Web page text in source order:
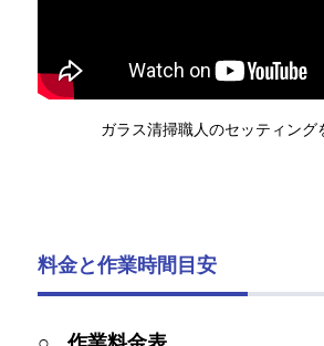
ガラス清掃職人のセッティング
料金と作業時間目安